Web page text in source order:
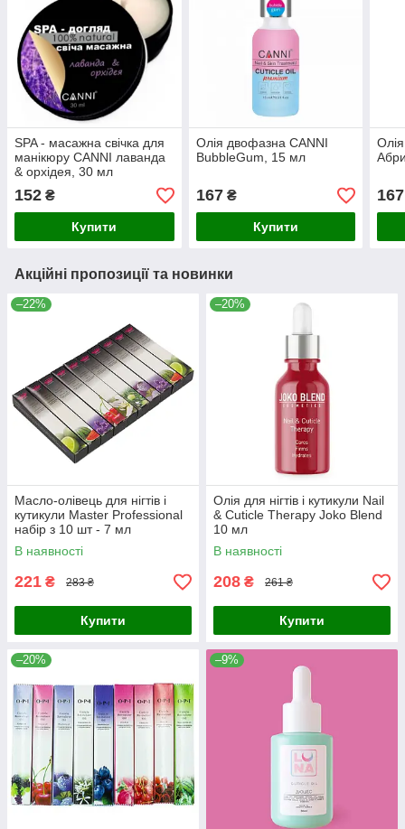
SPA - масажна свічка для
манікюру CANNI лаванда
& орхідея, 30 мл
152 ₴
Купити
Олія двофазна CANNI
BubbleGum, 15 мл
167₴
Купити
167
Акційні пропозиції та новинки
–22%
Масло-олівець для нігтів і
кутикули Master Professional
набір з 10 шт - 7 мл
В наявності
221 ₴ 283 ₴
Купити
–20%
Олія для нігтів і кутикули Nail
& Cuticle Therapy Joko Blend
10 мл
В наявності
208 ₴ 261 ₴
Купити
–20% –9%